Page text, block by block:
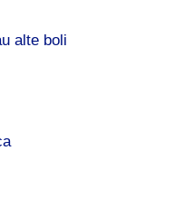
alte boli